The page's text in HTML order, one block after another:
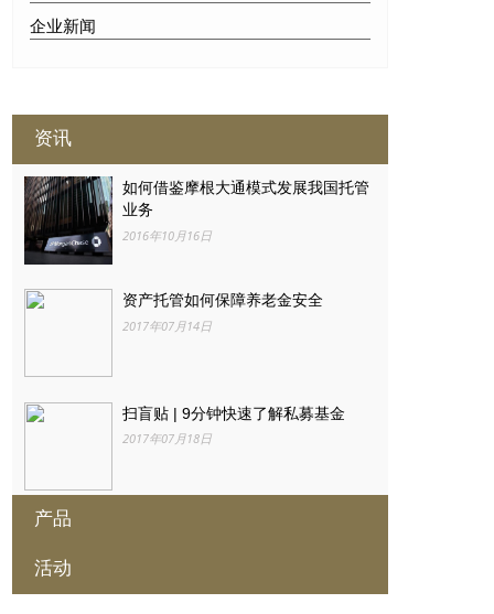
企业新闻
资讯
如何借鉴摩根大通模式发展我国托管
业务
2016年10月16日
资产托管如何保障养老金安全
2017年07月14日
扫盲贴 | 9分钟快速了解私募基金
2017年07月18日
产品
活动